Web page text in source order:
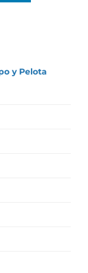
y Pelota